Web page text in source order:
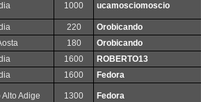
1000 ucamosciomoscio
220
Orobicando
180
Orobicando
1600
ROBERTO13
1600 Fedora
Adige 1300 Fedora